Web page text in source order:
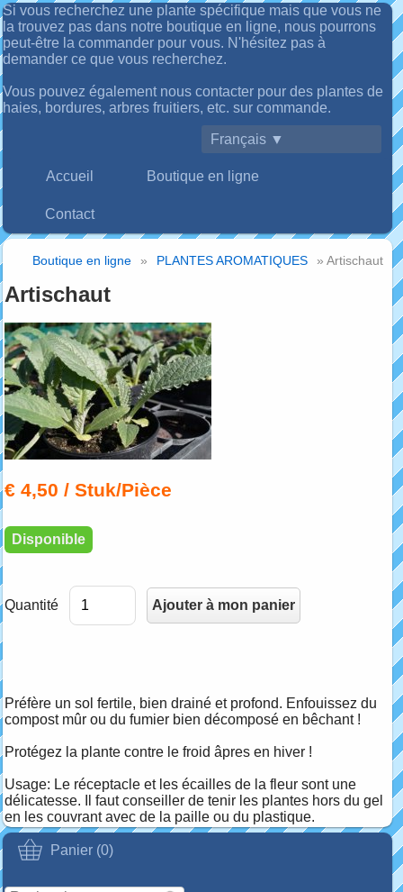
Si vous recherchez une plante spécifique mais que vous ne
la trouvez pas dans notre boutique en ligne, nous pourrons
peut-être la commander pour vous. N'hésitez pas à
demander ce que vous recherchez.
Vous pouvez également nous contacter pour des plantes de
haies, bordures, arbres fruitiers, etc. sur commande.
Français ▼
Accueil Boutique en ligne
Contact
Panier (0)
Boutique en ligne » PLANTES AROMATIQUES » Artischaut
Artischaut
€ 4,50 / Stuk/Pièce
Disponible
Quantité
Préfère un sol fertile, bien drainé et profond. Enfouissez du
compost mûr ou du fumier bien décomposé en bêchant !
Protégez la plante contre le froid âpres en hiver !
Usage: Le réceptacle et les écailles de la fleur sont une
délicatesse. Il faut conseiller de tenir les plantes hors du gel
en les couvrant avec de la paille ou du plastique.